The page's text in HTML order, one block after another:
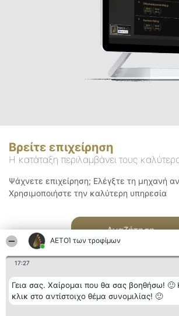
ΑΕΤΟΊ των τροφίμων
17:27
Γεια σας. Χαίρομαι που θα σας βοηθήσω! 🙂
κλικ στο αντίστοιχο θέμα συνομιλίας! 🙂
Βρείτε επιχείρηση
Η κατάταξη περιλαμβάνει τους
Ψάχνετε επιχείρηση; Ελέγξτε τη μηχανή
Χρησιμοποιήστε την καλύτερη υπηρεσία
Αναζήτηση